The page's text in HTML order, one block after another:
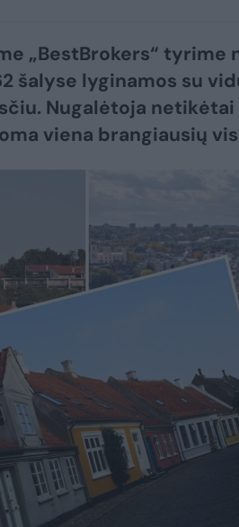
„BestBrokers“
šalyse lyginamos su
Nugalėtoja netikėtai
viena brangiausių